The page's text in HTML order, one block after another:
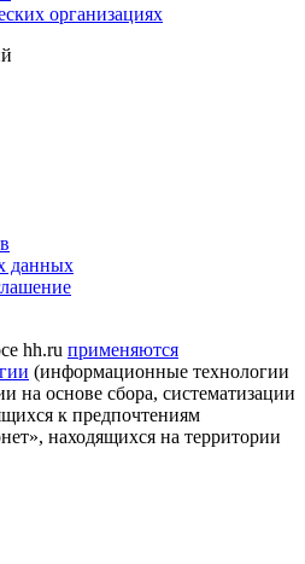
организациях
данных
hh.ru применяются
(информационные технологии
на основе сбора, систематизации
к предпочтениям
находящихся на территории